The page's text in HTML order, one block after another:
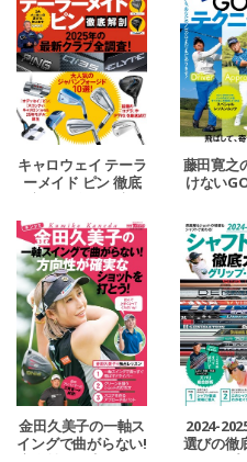
キャロウェイ テーラ
ーメイド ピン 徹底
解剖 2025年の最新ク
ラブ全調査！
藤田寛之
けない
金田久美子の一軸ス
イングで曲がらない!
2024-
選びの徹